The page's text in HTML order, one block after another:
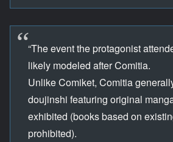
“The event the protagonist
likely modeled after Comitia.
Unlike Comiket, Comitia
doujinshi featuring original
exhibited (books based on
prohibited).